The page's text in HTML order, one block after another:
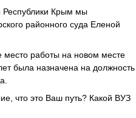
Республики Крым мы
районного суда Еленой
место работы на новом месте
была назначена на должность
что это Ваш путь? Какой ВУЗ